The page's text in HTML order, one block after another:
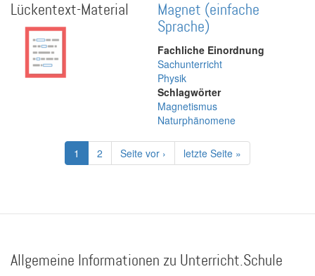
Lückentext-Material
Magnet (einfache
Sprache)
Fachliche Einordnung
Sachunterricht
Physik
Schlagwörter
Magnetismus
Naturphänomene
Seitennummerierung
Aktuelle
Seite
1 Page
2
Nächste
Seite
Seite vor ›
Letzte
Seite
letzte Seite »
Allgemeine Informationen zu Unterricht.Schule